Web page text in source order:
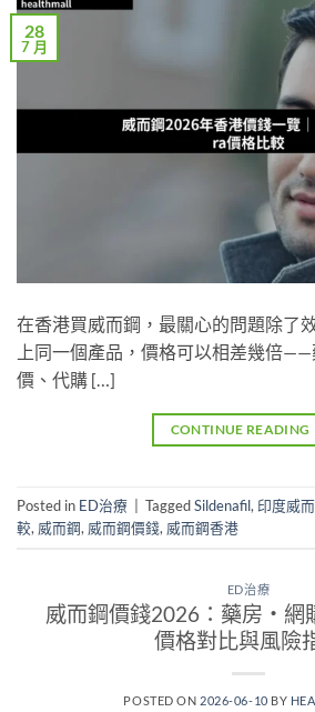
28
7 月
在香港買威而鋼，最關心的問題除了
上同一個產品，價格可以相差幾倍
價、代購 […]
CONTINUE READING
Posted in ED治療 TaggedSildenafil, 印度威
較, 威而鋼, 威而鋼價錢, 威而鋼香港
ED治療
威而鋼價錢2026：藥房・網
價格對比與風險
POSTED ON 2026-06-10 BY